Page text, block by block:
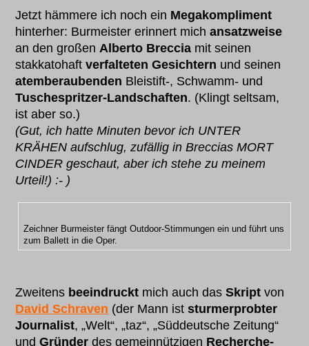
Jetzt hämmere ich noch ein Megakompliment
hinterher: Burmeister erinnert michansatzweise
an den großenAlberto Breccia mit seinen
stakkatohaftverfalteten Gesichtern und seinen
atemberaubenden Bleistift-, Schwamm- und
Tuschespritzer-Landschaften. (Klingt seltsam,
ist aber so.)
(Gut, ich hatte Minuten bevor ich UNTER
KRÄHEN aufschlug, zufällig in Breccias MORT
CINDER geschaut, aber ich stehe zu meinem
Urteil!) :- )
Zeichner Burmeister fängt Outdoor-Stimmungen ein und führt uns
zum Ballett in die Oper.
Zweitens beeindruckt mich auch dasSkript von
David Schraven (der Mann iststurmerprobter
Journalist, „Welt“, „taz“, „Süddeutsche Zeitung“
undGründer des gemeinnützigen Recherche-